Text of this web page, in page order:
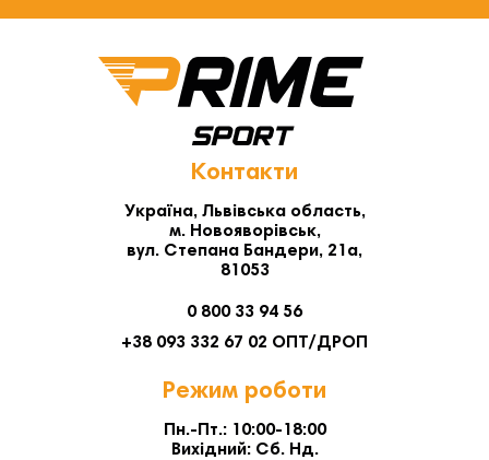
Контакти
Україна, Львівська область,
м. Новояворівськ,
вул. Степана Бандери, 21а,
81053
0 800 33 94 56
+38 093 332 67 02 ОПТ/ДРОП
Режим роботи
Пн.-Пт.: 10:00-18:00
Вихідний: Сб. Нд.